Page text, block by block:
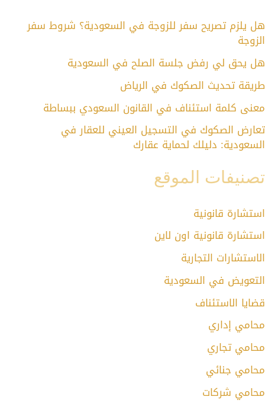
هل يلزم تصريح سفر للزوجة في السعودية؟ شروط سفر
الزوجة
هل يحق لي رفض جلسة الصلح في السعودية
طريقة تحديث الصكوك في الرياض
معنى كلمة استئناف في القانون السعودي ببساطة
تعارض الصكوك في التسجيل العيني للعقار في
السعودية: دليلك لحماية عقارك
تصنيفات الموقع
استشارة قانونية
استشارة قانونية اون لاين
الاستشارات التجارية
التعويض في السعودية
قضايا الاستئناف
محامي إداري
محامي تجاري
محامي جنائي
محامي شركات